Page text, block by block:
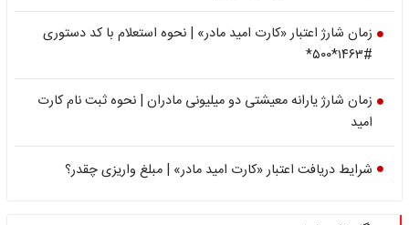
زمان شارژ اعتبار «کارت امید مادر» | نحوه استعلام با کد دستوری
#۱۴۶۳*۵۰۰*
زمان شارژ یارانه معیشتی دو میلیونی مادران | نحوه ثبت نام کارت
امید
شرایط دریافت اعتبار «کارت امید مادر» | مبلغ واریزی چقدر؟